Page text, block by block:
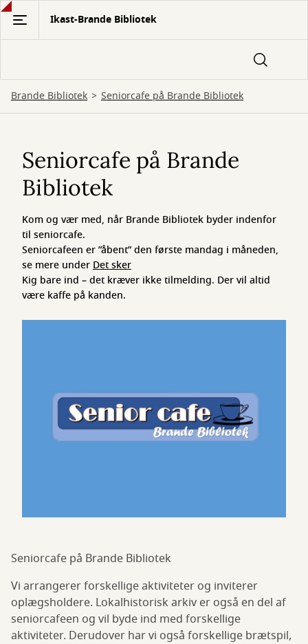
Gå
hovedindhold
Ikast-Brande Bibliotek
Brande Bibliotek Seniorcafe på Brande Bibliotek
Brande
Bibliotek
Seniorcafe på Brande
Bibliotek
Kom og vær med, når Brande Bibliotek byder indenfor
til seniorcafe.
Seniorcafeen er ”åbent” den første mandag i måneden,
se mere under Det sker
Kig bare ind – det kræver ikke tilmelding. Der vil altid
være kaffe på kanden.
Seniorcafe på Brande Bibliotek
Vi arrangerer forskellige aktiviteter og inviterer
oplægsholdere. Lokalhistorisk arkiv er også en del af
seniorcafeen og vil byde ind med forskellige
aktiviteter. Derudover har vi også forskellige brætspil,